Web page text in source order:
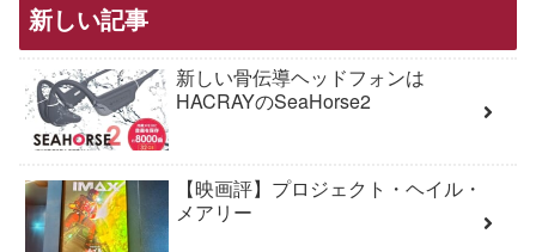
新しい記事
新しい骨伝導ヘッドフォンは
HACRAYのSeaHorse2
【映画評】プロジェクト・ヘイル・
メアリー